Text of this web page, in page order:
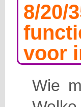
8/20/
voor
Wie